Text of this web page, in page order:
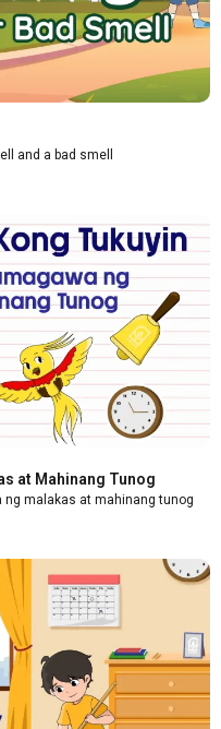
and a bad smell
at Mahinang Tunog
ng malakas at mahinang tunog